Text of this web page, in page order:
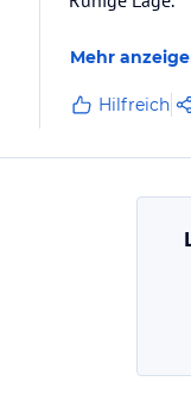
Mehr
Hilfreich